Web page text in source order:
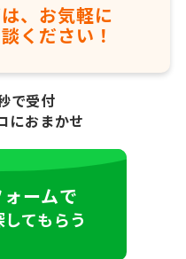
、お気軽に
ください！
で受付
におまかせ
ームで
てもらう